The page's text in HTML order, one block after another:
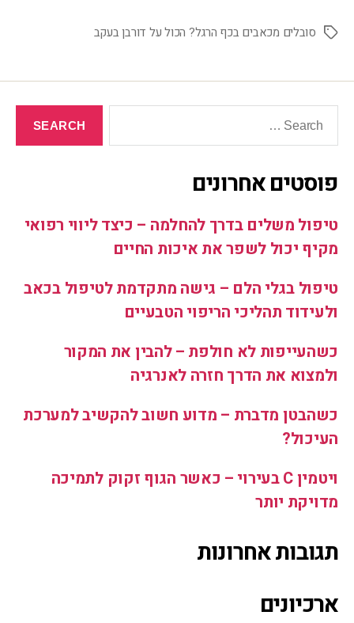
סובלים מכאבים בכף הרגל? הכול על דורבן בעקב
פוסטים אחרונים
טיפול משלים בדרך להחלמה – כיצד ליווי רפואי
מקיף יכול לשפר את איכות החיים
טיפול בגלי הלם – גישה מתקדמת לטיפול בכאב
ולעידוד תהליכי הריפוי הטבעיים
כשהעייפות לא חולפת – להבין את המקור
ולמצוא את הדרך חזרה לאנרגיה
כשהבטן מדברת – מדוע חשוב להקשיב למערכת
העיכול?
ויטמין C בעירוי – כאשר הגוף זקוק לתמיכה
מדויקת יותר
תגובות אחרונות
ארכיונים